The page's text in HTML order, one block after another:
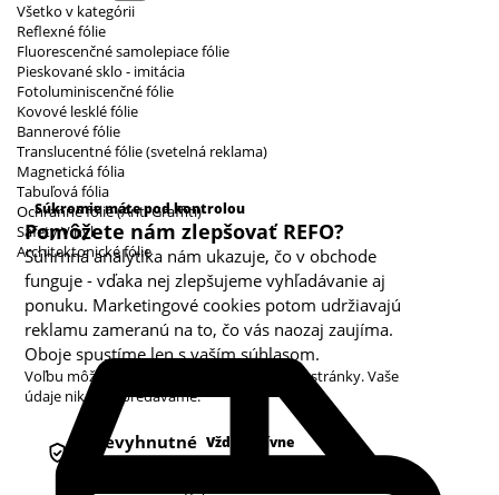
Všetko v kategórii
Reflexné fólie
Fluorescenčné samolepiace fólie
Pieskované sklo - imitácia
Fotoluminiscenčné fólie
Kovové lesklé fólie
Bannerové fólie
Translucentné fólie (svetelná reklama)
Magnetická fólia
Tabuľová fólia
Ochranné fólie (Anti Graffiti)
Safety Vinyl
Architektonické fólie
Súkromie máte pod kontrolou
Pomôžete nám zlepšovať REFO?
Súhrnná analytika nám ukazuje, čo v obchode
funguje - vďaka nej zlepšujeme vyhľadávanie aj
ponuku. Marketingové cookies potom udržiavajú
reklamu zameranú na to, čo vás naozaj zaujíma.
Oboje spustíme len s vaším súhlasom.
Voľbu môžete kedykoľvek zmeniť v pätičke stránky. Vaše
údaje nikdy nepredávame.
Kategórie cookies
Nevyhnutné Vždy aktívne